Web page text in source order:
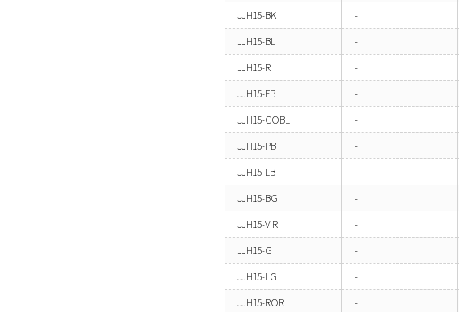
JJH15-BK -
JJH15-BL
-
JJH15-R
-
JJH15-FB
-
JJH15-COBL
-
JJH15-PB
-
JJH15-LB
-
JJH15-BG
-
JJH15-VIR
-
JJH15-G
-
JJH15-LG
-
JJH15-ROR
-